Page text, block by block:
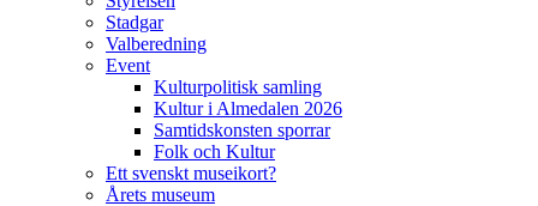
Stadgar
Valberedning
Event
Kulturpolitisk samling
Kultur i Almedalen 2026
Samtidskonsten sporrar
Folk och Kultur
Ett svenskt museikort?
Årets museum